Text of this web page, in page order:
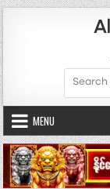
Skip to content
Search for:
MENU